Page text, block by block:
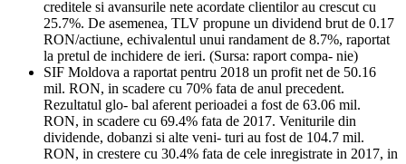
creditele si avansurile nete acordate clientilor au crescut cu
25.7%. De asemenea, TLV propune un dividend brut de 0.17
RON/actiune, echivalentul unui randament de 8.7%, raportat
la pretul de inchidere de ieri. (Sursa: raport compa- nie)
SIF Moldova a raportat pentru 2018 un profit net de 50.16
mil. RON, in scadere cu 70% fata de anul precedent.
Rezultatul glo- bal aferent perioadei a fost de 63.06 mil.
RON, in scadere cu 69.4% fata de 2017. Veniturile din
dividende, dobanzi si alte veni- turi au fost de 104.7 mil.
RON, in crestere cu 30.4% fata de cele inregistrate in 2017, in